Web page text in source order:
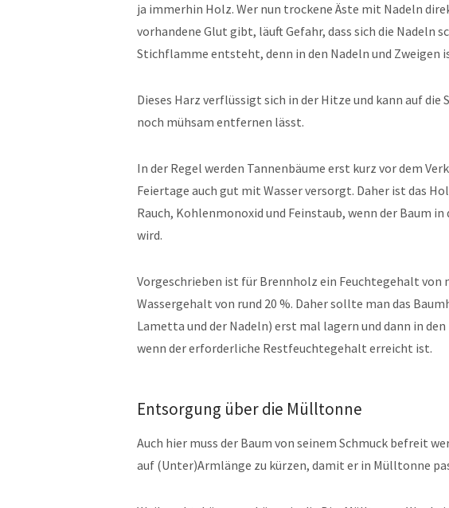
ja immerhin Holz. Wer nun trockene Äste mit Nadeln
vorhandene Glut gibt, läuft Gefahr, dass sich die Nadeln
Stichflamme entsteht, denn in den Nadeln und Zweigen
Dieses Harz verflüssigt sich in der Hitze und kann auf die
noch mühsam entfernen lässt.
In der Regel werden Tannenbäume erst kurz vor dem
Feiertage auch gut mit Wasser versorgt. Daher ist das
Rauch, Kohlenmonoxid und Feinstaub, wenn der Baum
wird.
Vorgeschrieben ist für Brennholz ein Feuchtegehalt von
Wassergehalt von rund 20 %. Daher sollte man das
Lametta und der Nadeln) erst mal lagern und dann in
wenn der erforderliche Restfeuchtegehalt erreicht ist.
Entsorgung über die Mülltonne
Auch hier muss der Baum von seinem Schmuck befreit
auf (Unter)Armlänge zu kürzen, damit er in Mülltonne